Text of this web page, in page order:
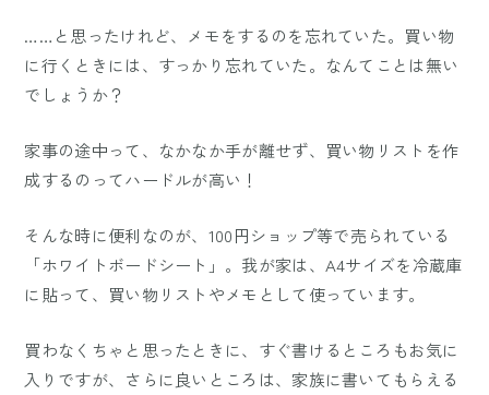
……と思ったけれど、メモをするのを忘れていた。買い物
に行くときには、すっかり忘れていた。なんてことは無い
でしょうか？
家事の途中って、なかなか手が離せず、買い物リストを作
成するのってハードルが高い！
そんな時に便利なのが、100円ショップ等で売られている
「ホワイトボードシート」。我が家は、A4サイズを冷蔵庫
に貼って、買い物リストやメモとして使っています。
買わなくちゃと思ったときに、すぐ書けるところもお気に
入りですが、さらに良いところは、家族に書いてもらえる